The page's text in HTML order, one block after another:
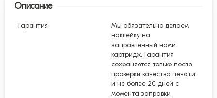
Описание
Гарантия
Мы обязательно делаем
наклейку на
заправленный нами
картридж. Гарантия
сохраняется только после
проверки качества печати
и не более 20 дней с
момента заправки.